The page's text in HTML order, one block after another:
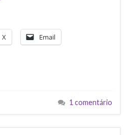
X Email
1 comentário